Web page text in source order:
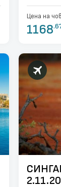
Цена на
1168